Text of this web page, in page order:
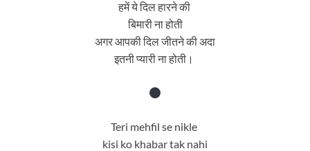
हमें ये दिल हारने की
बिमारी ना होती
अगर आपकी दिल जीतने की अदा
इतनी प्यारी ना होती।
Teri mehfil se nikle
kisi ko khabar tak nahi